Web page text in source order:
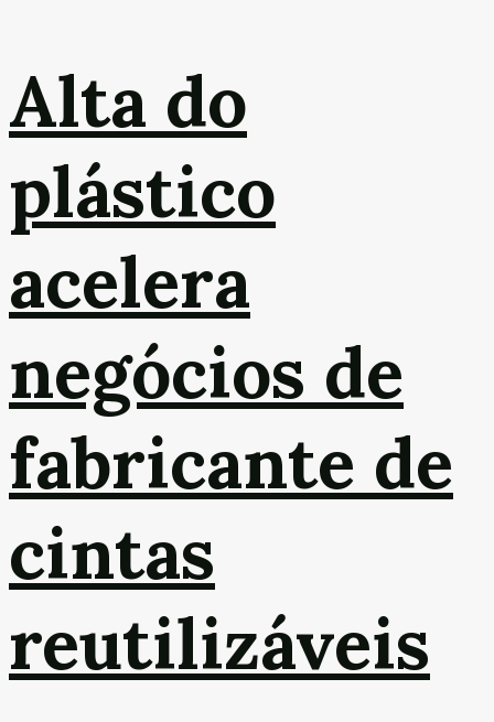
Alta do
plástico
acelera
negócios de
fabricante de
cintas
reutilizáveis